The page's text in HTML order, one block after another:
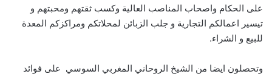
على الحكام واصحاب المناصب العالية وكسب ثقتهم ومحبتهم و
تيسير اعمالكم التجارية و جلب الزبائن لمحلاتكم ومراكزكم المعدة
للبيع و الشراء.
وتحصلون ايضا من الشيخ الروحاني المغربي السوسي على فوائد